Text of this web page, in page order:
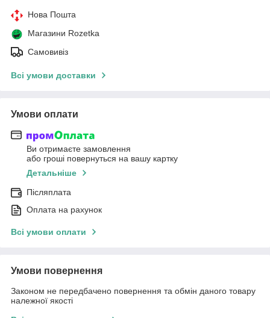
Нова Пошта
Магазини Rozetka
Самовивіз
Всі умови доставки
Умови оплати
Ви отримаєте замовлення
або гроші повернуться на вашу картку
Детальніше
Післяплата
Оплата на рахунок
Всі умови оплати
Умови повернення
Законом не передбачено повернення та обмін даного товару
належної якості